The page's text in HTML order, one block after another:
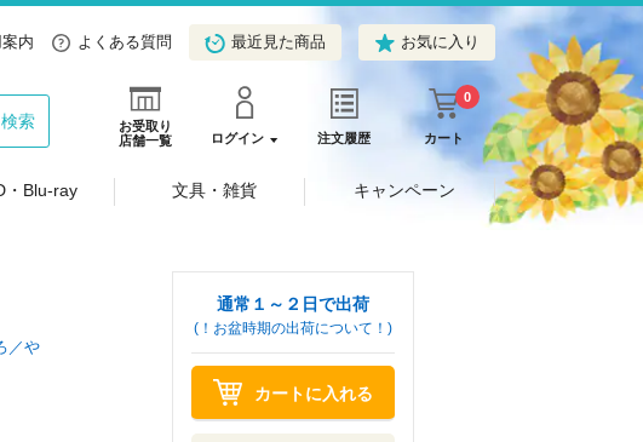
内 よくある質問 最近見た商品 お気に入り
お受取り
店舗一覧
ログイン 注文履歴 カート
0
索
・Blu-ray 文具・雑貨 キャンペーン
／や
通常１～２日で出荷
(！お盆時期の出荷について！)
カートに入れる